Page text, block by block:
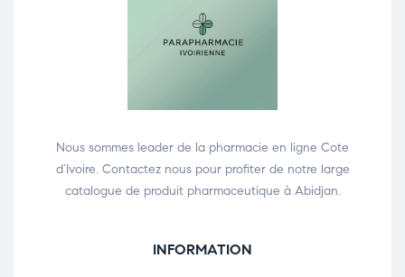
Nous sommes leader de la pharmacie en ligne Cote
d’Ivoire. Contactez nous pour profiter de notre large
catalogue de produit pharmaceutique à Abidjan.
INFORMATION